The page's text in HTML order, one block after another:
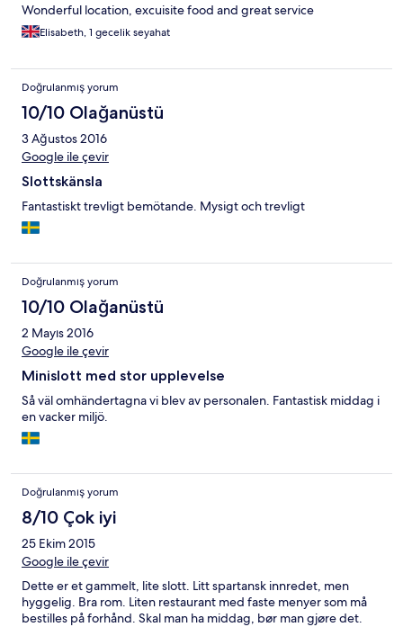
Wonderful location, excuisite food and great service
Elisabeth, 1 gecelik seyahat
Doğrulanmış yorum
10/10 Olağanüstü
3 Ağustos 2016
Google ile çevir
Slottskänsla
Fantastiskt trevligt bemötande. Mysigt och trevligt
Doğrulanmış yorum
10/10 Olağanüstü
2 Mayıs 2016
Google ile çevir
Minislott med stor upplevelse
Så väl omhändertagna vi blev av personalen. Fantastisk middag i
en vacker miljö.
Doğrulanmış yorum
8/10 Çok iyi
25 Ekim 2015
Google ile çevir
Dette er et gammelt, lite slott. Litt spartansk innredet, men
hyggelig. Bra rom. Liten restaurant med faste menyer som må
bestilles på forhånd. Skal man ha middag, bør man gjøre det.